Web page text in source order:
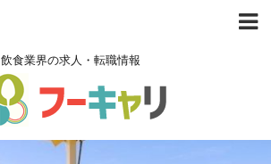
飲食業界の求人・転職情報